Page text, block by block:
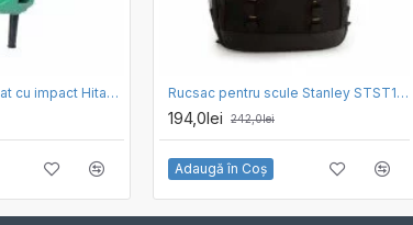
Masina de insurubat cu impact Hitachi WR 14VB Rucsac pentru scule Stanley STST1-72335, 35 x 16 x 44 cm
194,0lei 242,0lei
Adaugă în Coş